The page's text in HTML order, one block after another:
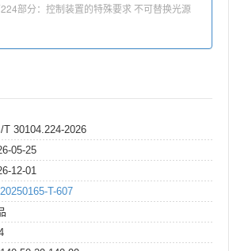
部分：控制装置的特殊要求 不可替换光源
T 30104.224-2026
05-25
12-01
20250165-T-607